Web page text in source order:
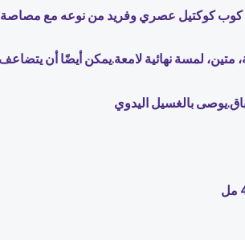
كوب كوكتيل عصري وفريد من نوعه مع مصاصة
لمسة نهائية لامعة.يمكن أيضًا أن
بالغسيل اليدوي